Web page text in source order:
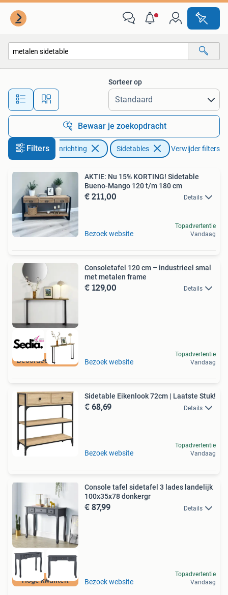
Alle afstanden…
Sorteer op
Bewaar je zoekopdracht
Filters
Huis en Inrichting Sidetables Verwijder filters
AKTIE: Nu 15% KORTING! Sidetable
Bueno-Mango 120 t/m 180 cm
€ 211,00 Details
Bezoek website
Topadvertentie
Vandaag
Beoordeeld met 9+
Consoletafel 120 cm – industrieel smal
met metalen frame
€ 129,00 Details
Bezoek website
Topadvertentie
Vandaag
Sidetable Eikenlook 72cm | Laatste Stuk!
€ 68,69 Details
Bezoek website
Topadvertentie
Vandaag
Hoge kwaliteit
Console tafel sidetafel 3 lades landelijk
100x35x78 donkergr
€ 87,99 Details
Bezoek website
Topadvertentie
Vandaag